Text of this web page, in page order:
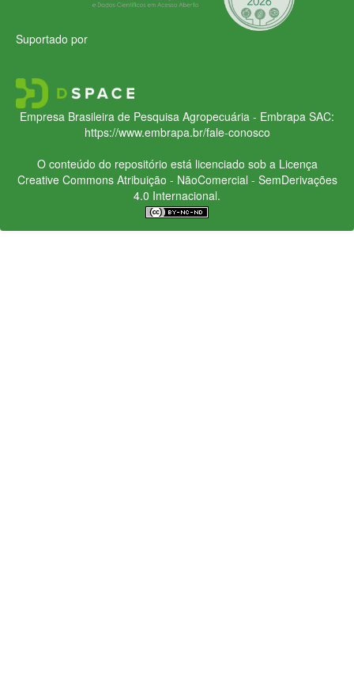
Suportado por
Empresa Brasileira de Pesquisa Agropecuária - Embrapa SAC:
https://www.embrapa.br/fale-conosco
O conteúdo do repositório está licenciado sob a Licença
Creative CommonsAtribuição - NãoComercial - SemDerivações
4.0 Internacional.